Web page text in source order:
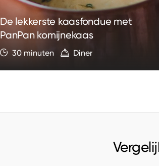
De lekkerste kaasfondue met
PanPan komijnekaas
30 minuten Diner